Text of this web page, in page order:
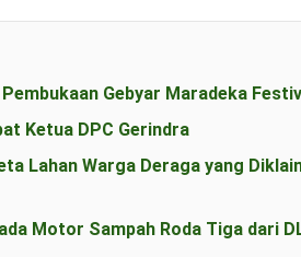
Gebyar Maradeka
Ketua DPC Gerindra
Lahan Warga Deraga yang
Motor Sampah Roda Tiga dari